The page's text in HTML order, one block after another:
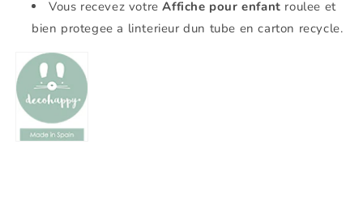
Vous recevez votreAffiche pour enfant roulee et
bien protegee a linterieur dun tube en carton recycle.